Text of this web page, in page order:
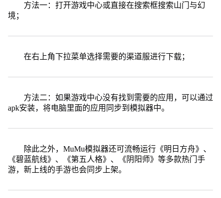
方法一：打开游戏中心或直接在搜索框搜索山门与幻
境；
在右上角下拉菜单选择需要的渠道服进行下载；
方法二：如果游戏中心没有找到需要的应用，可以通过
apk安装，将电脑里面的应用同步到模拟器中。
除此之外，MuMu模拟器还可流畅运行《明日方舟》、
《碧蓝航线》、《第五人格》、《阴阳师》等多款热门手
游，新上线的手游也会同步上架。